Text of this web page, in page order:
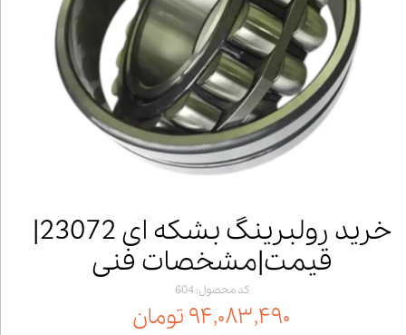
خرید رولبرینگ بشکه ای 23072|
قیمت|مشخصات فنی
کد محصول: 604
۹۴,۰۸۳,۴۹۰ تومان